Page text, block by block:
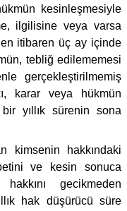
kesinleşmesiyle
ilgilisine veya varsa
itibaren üç ay içinde
tebliğ edilememesi
gerçekleştirilmemiş
karar veya hükmün
yıllık sürenin sona
kimsenin hakkındaki
ve kesin sonuca
gecikmeden
hak düşürücü süre